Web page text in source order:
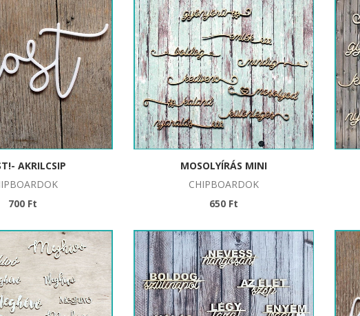
AKRILCSIP
700 Ft
MOSOLYÍRÁS MINI
CHIPBOARDOK
650 Ft